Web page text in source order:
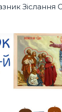
Зіслання